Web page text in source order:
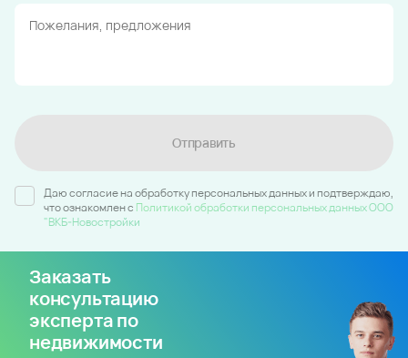
Отправить
Даю согласие на обработку персональных данных и подтверждаю,
что ознакомлен c Политикой обработки персональных данных ООО
"ВКБ-Новостройки
Заказать
консультацию
эксперта по
недвижимости